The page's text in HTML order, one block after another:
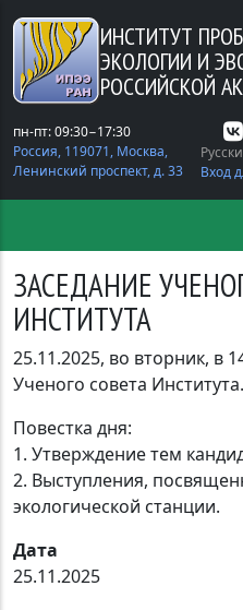
Перейти к основному
ИНСТИТУТ
ЭКОЛОГИИ И
РОССИЙСКОЙ
пн-пт: 09:30−17:30
Россия, 119071, Москва,
Ленинский проспект, д. 33
Вход
ЗАСЕДАНИЕ
ИНСТИТУТА
25.11.2025, во вторник, в
Ученого совета Института.
Повестка дня:
1. Утверждение тем
2. Выступления,
экологической станции.
Дата
25.11.2025